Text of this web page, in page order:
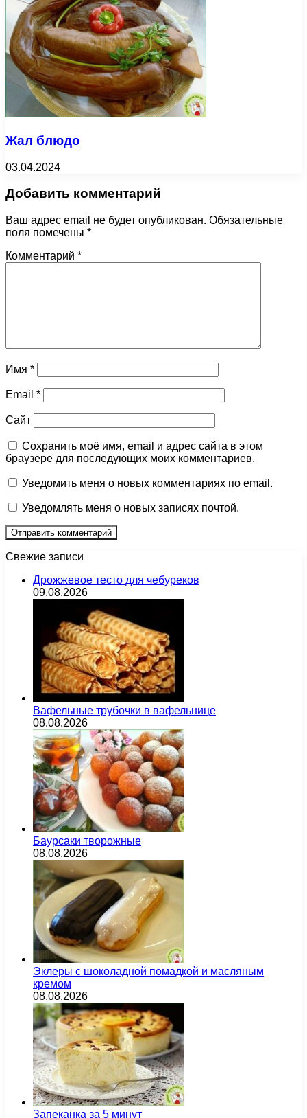
Жал блюдо
03.04.2024
Добавить комментарий
Ваш адрес email не будет опубликован. Обязательные
поля помечены *
Комментарий *
Имя *
Email *
Сайт
Сохранить моё имя, email и адрес сайта в этом
браузере для последующих моих комментариев.
Уведомить меня о новых комментариях по email.
Уведомлять меня о новых записях почтой.
Свежие записи
Дрожжевое тесто для чебуреков
09.08.2026
Вафельные трубочки в вафельнице
08.08.2026
Баурсаки творожные
08.08.2026
Эклеры с шоколадной помадкой и масляным
кремом
08.08.2026
Запеканка за 5 минут